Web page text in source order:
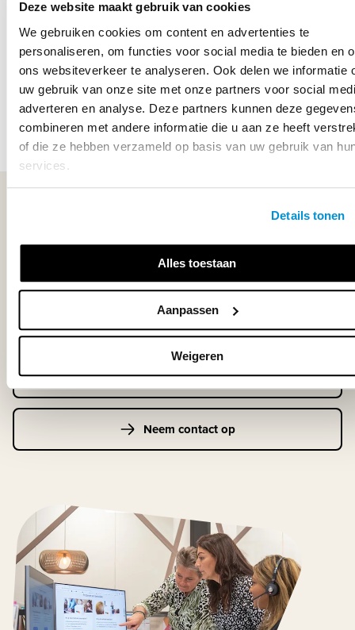
Deze website maakt gebruik van cookies
We gebruiken cookies om content en advertenties te
personaliseren, om functies voor social media te bieden en
ons websiteverkeer te analyseren. Ook delen we informatie
uw gebruik van onze site met onze partners voor social
adverteren en analyse. Deze partners kunnen deze
combineren met andere informatie die u aan ze heeft
of die ze hebben verzameld op basis van uw gebruik van
services.
Details tonen
Alles toestaan
Aanpassen
Weigeren
1. Examenbundel havo Maatschappijwetenschappen, om te
oefenen op onderwerp of met hele examens;
2. uitgebreide uitleg...
Lees meer
WIJ STAAN VOOR JE KLAAR!
033-4483000
Maandag t/m vrijdag | 08.00 - 17.00 uur
Klantenservice
Neem contact op